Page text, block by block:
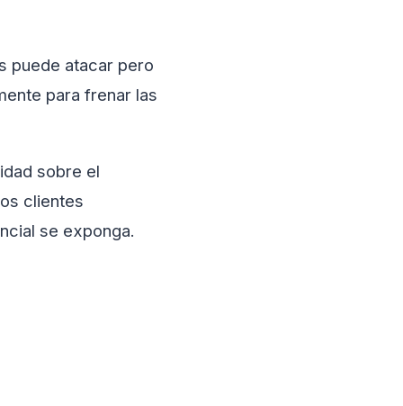
puede atacar pero
para frenar las
sobre el
clientes
se exponga.